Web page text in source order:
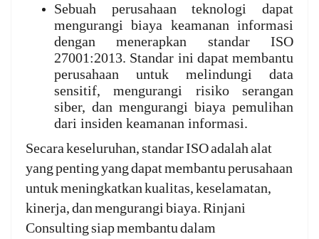
Sebuah perusahaan teknologi dapat
mengurangi biaya keamanan informasi
dengan menerapkan standar ISO
27001:2013. Standar ini dapat membantu
perusahaan untuk melindungi data
sensitif, mengurangi risiko serangan
siber, dan mengurangi biaya pemulihan
dari insiden keamanan informasi.
Secara keseluruhan, standar ISO adalah alat
yang penting yang dapat membantu perusahaan
untuk meningkatkan kualitas, keselamatan,
kinerja, dan mengurangi biaya. Rinjani
Consulting siap membantu dalam